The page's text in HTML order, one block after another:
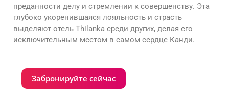
преданности делу и стремлении к совершенству. Эта
глубоко укоренившаяся лояльность и страсть
выделяют отель Thilanka среди других, делая его
исключительным местом в самом сердце Канди.
Забронируйте сейчас